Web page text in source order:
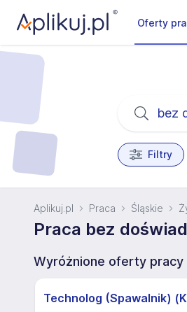
Oferty
Filtry
Aplikuj.pl Praca Śląskie
Praca bez
Wyróżnione oferty pracy
Technolog (Spawalnik)